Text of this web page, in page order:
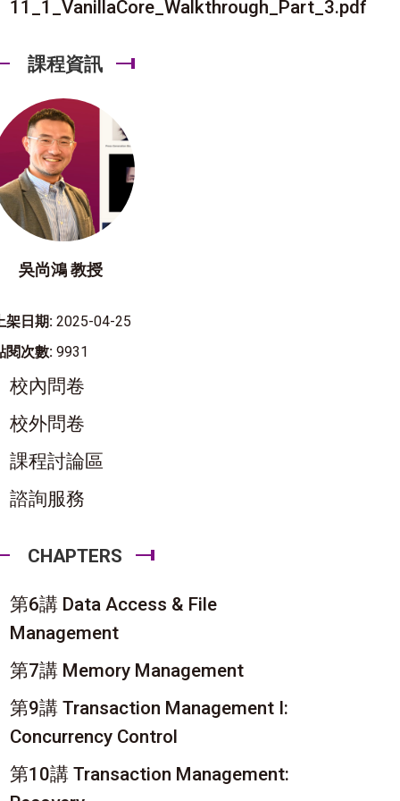
11_1_VanillaCore_Walkthrough_Part_3.pdf
課程資訊
吳尚鴻 教授
架日期: 2025-04-25
閱次數: 9931
校內問卷
校外問卷
課程討論區
諮詢服務
CHAPTERS
第6講 Data Access & File
Management
第7講 Memory Management
第9講 Transaction Management I:
Concurrency Control
第10講 Transaction Management: